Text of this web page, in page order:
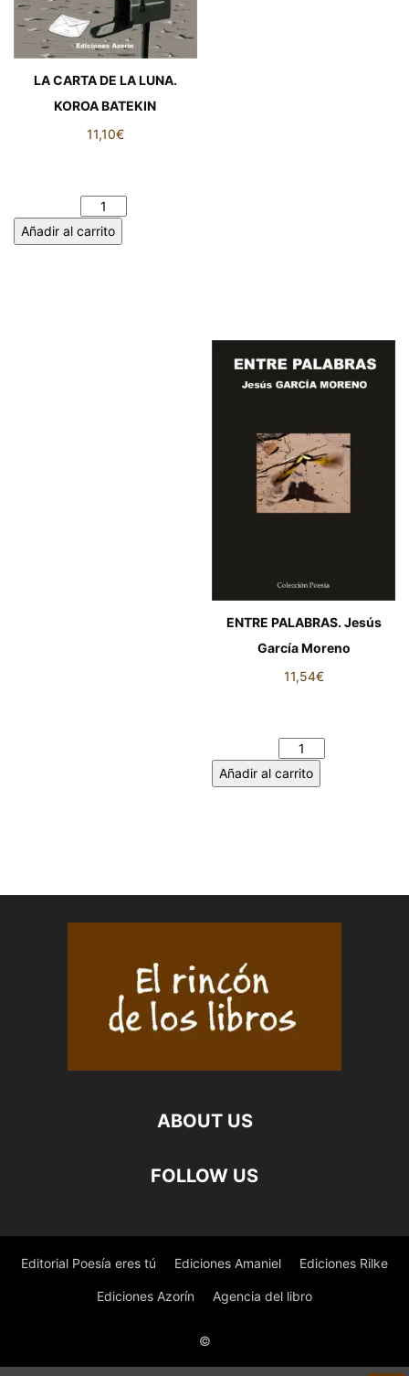
LA CARTA DE LA LUNA.
KOROA BATEKIN
11,10€
Añadir al carrito
ENTRE PALABRAS. Jesús
García Moreno
11,54€
Añadir al carrito
ABOUT US
FOLLOW US
Editorial Poesía eres tú Ediciones Amaniel Ediciones Rilke
Ediciones Azorín Agencia del libro
©